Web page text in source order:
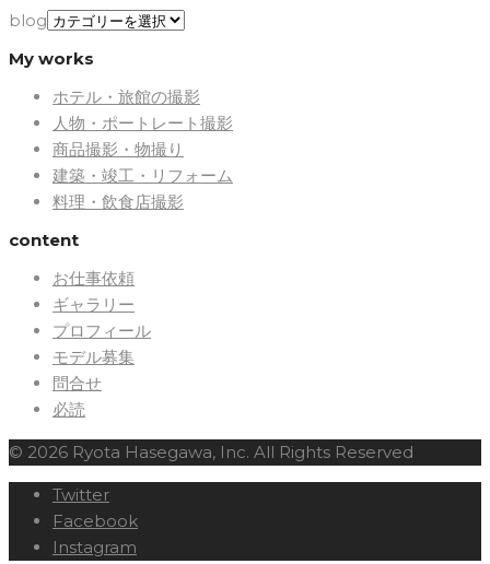
blog
My works
ホテル・旅館の撮影
人物・ポートレート撮影
商品撮影・物撮り
建築・竣工・リフォーム
料理・飲食店撮影
content
お仕事依頼
ギャラリー
プロフィール
モデル募集
問合せ
必読
© 2026 Ryota Hasegawa, Inc. All Rights Reserved
Twitter
Facebook
Instagram